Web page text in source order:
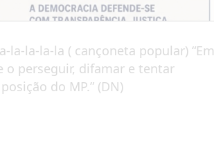
la-la-la ( cançoneta popular) “Em
o perseguir, difamar e tentar
do MP.” (DN)